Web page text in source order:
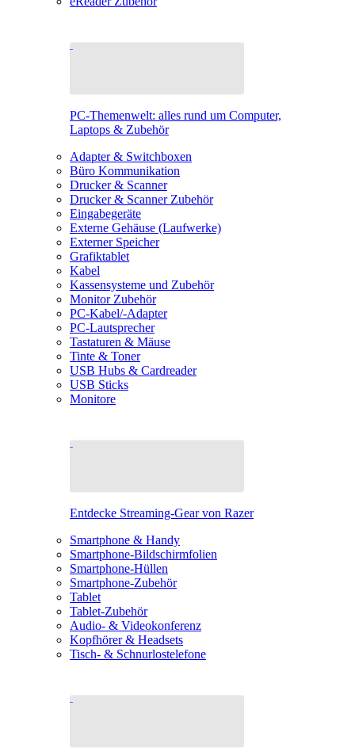
PC-Themenwelt: alles rund um Computer,
Laptops & Zubehör
Adapter & Switchboxen
Büro Kommunikation
Drucker & Scanner
Drucker & Scanner Zubehör
Eingabegeräte
Externe Gehäuse (Laufwerke)
Externer Speicher
Grafiktablet
Kabel
Kassensysteme und Zubehör
Monitor Zubehör
PC-Kabel/-Adapter
PC-Lautsprecher
Tastaturen & Mäuse
Tinte & Toner
USB Hubs & Cardreader
USB Sticks
Monitore
Entdecke Streaming-Gear von Razer
Smartphone & Handy
Smartphone-Bildschirmfolien
Smartphone-Hüllen
Smartphone-Zubehör
Tablet
Tablet-Zubehör
Audio- & Videokonferenz
Kopfhörer & Headsets
Tisch- & Schnurlostelefone